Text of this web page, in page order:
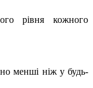
рівня кожного
менші ніж у будь-